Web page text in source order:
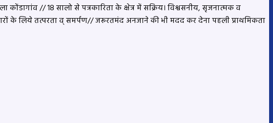
// 18 सालो से पत्रकारिता के क्षेत्र में सक्रिय। विश्वसनीय, सृजनात्मक व
के लिये तत्परता व् समर्पण// जरूरतमंद अनजाने की भी मदद कर देना पहली प्राथमिकता